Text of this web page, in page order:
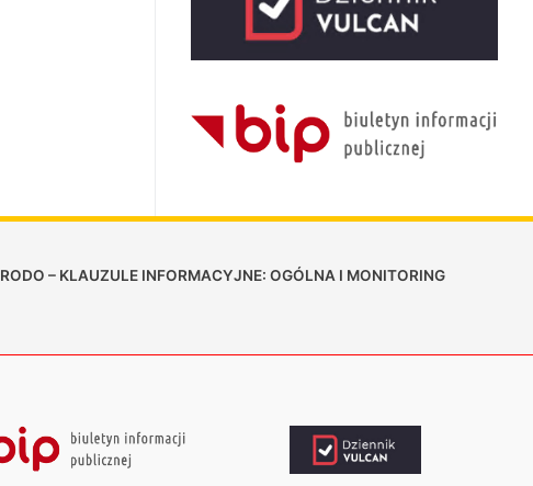
RODO – KLAUZULE INFORMACYJNE: OGÓLNA I MONITORING